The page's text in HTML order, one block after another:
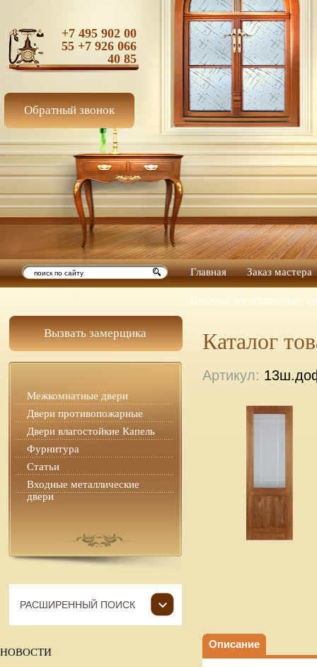
Обратный звонок
+7 495 902 00
55 +7 926 066
40 85
Главная Заказ мастера
Входные металлические
Каталог
Артикул:
Описание
Вызвать замерщика
Межкомнатные двери
Двери противопожарные
Двери влагостойкие Капель
Фурнитура
Статьи
Входные металлические
РАСШИРЕННЫЙ ПОИСК
НОВОСТИ